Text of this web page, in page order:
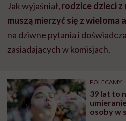
Jak wyjaśniał, rodzice dzieci z
muszą mierzyć się z wieloma
na dziwne pytania i
zasiadających w komisjach.
POLECAMY
39 lat to
osoby w